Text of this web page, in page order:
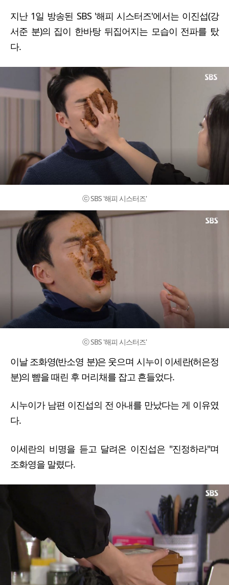
지난 1일 방송된 SBS '해피 시스터즈'에서는 이진섭(강
서준 분)의 집이 한바탕 뒤집어지는 모습이 전파를 탔
다.
ⓒ SBS '해피 시스터즈'
ⓒ SBS '해피 시스터즈'
이날 조화영(반소영 분)은 웃으며 시누이 이세란(허은정
분)의 뺨을 때린 후 머리채를 잡고 흔들었다.
시누이가 남편 이진섭의 전 아내를 만났다는 게 이유였
다.
이세란의 비명을 듣고 달려온 이진섭은 "진정하라"며
조화영을 말렸다.